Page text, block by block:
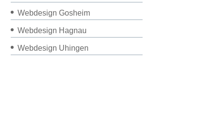
Webdesign Gosheim
Webdesign Hagnau
Webdesign Uhingen